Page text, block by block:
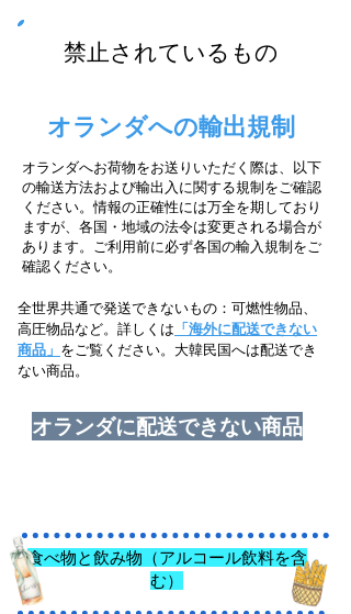
禁止されているもの
オランダへの輸出規制
オランダへお荷物をお送りいただく際は、以下
の輸送方法および輸出入に関する規制をご確認
ください。情報の正確性には万全を期しており
ますが、各国・地域の法令は変更される場合が
あります。ご利用前に必ず各国の輸入規制をご
確認ください。
全世界共通で発送できないもの：可燃性物品、
高圧物品など。詳しくは 「海外に配送できない
商品」 をご覧ください。大韓民国へは配送でき
ない商品。
オランダに配送できない商品
食べ物と飲み物（アルコール飲料を含
む）